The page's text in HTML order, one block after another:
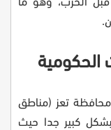
الحكومية
في محافظة تعز (مناطق
بشكل كبير جدا حيث